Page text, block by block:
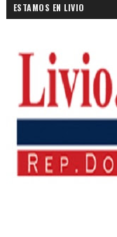
ESTAMOS EN LIVIO